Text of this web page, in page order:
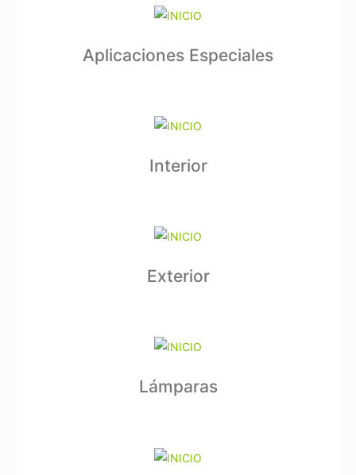
Aplicaciones Especiales
Interior
Exterior
Lámparas